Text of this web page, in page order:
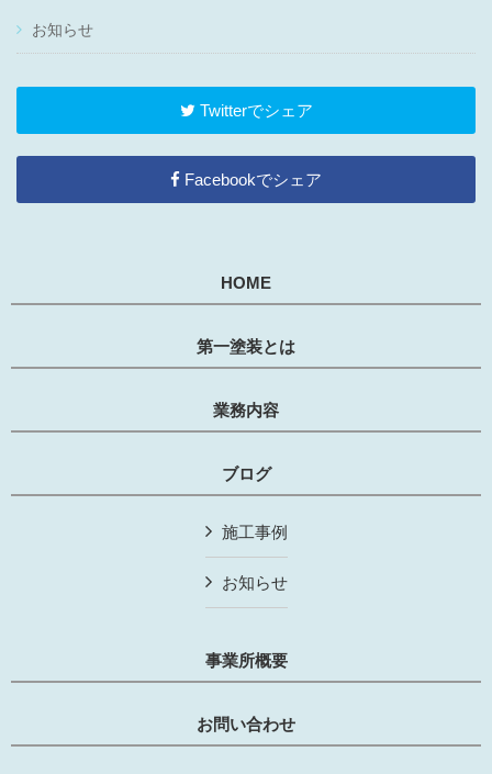
お知らせ
Twitterでシェア
Facebookでシェア
HOME
第一塗装とは
業務内容
ブログ
施工事例
お知らせ
事業所概要
お問い合わせ